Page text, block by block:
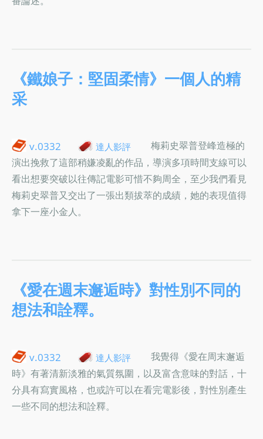
《鐵娘子：堅固柔情》一個人的精
采
v.0332 達人影評
梅莉史翠普登峰造極的
演出挽救了這部稍嫌凌亂的作品，導演多項時間支線可以
看出想要突破以往傳記電影可惜不夠周全，至少我們看見
梅莉史翠普又交出了一張出類拔萃的成績，她的表現值得
拿下一座小金人。
《愛在週末邂逅時》對性別不同的
想法和詮釋。
v.0332 達人影評
我覺得《愛在周末邂逅
時》有著清新淡雅的氣質氛圍，以及富含意味的對話，十
分具有寫實風格，也或許可以在看完電影後，對性別產生
一些不同的想法和詮釋。